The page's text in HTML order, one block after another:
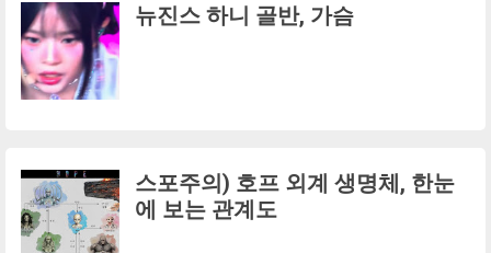
뉴진스 하니 골반, 가슴
스포주의) 호프 외계 생명체, 한눈
에 보는 관계도